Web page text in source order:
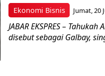
Ekonomi Bisnis Jumat, 20
JABAR EKSPRES –
disebut sebagai Galbay,